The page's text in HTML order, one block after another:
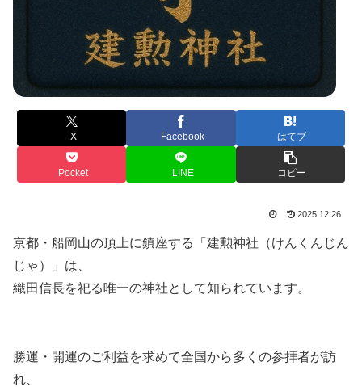
X Facebook はてブ
Pocket LINE コピー
2025.12.26
京都・船岡山の頂上に鎮座する「建勲神社（けんくんじん
じゃ）」は、
織田信長を祀る唯一の神社として知られています。
勝運・開運のご利益を求めて全国から多くの参拝者が訪
れ、